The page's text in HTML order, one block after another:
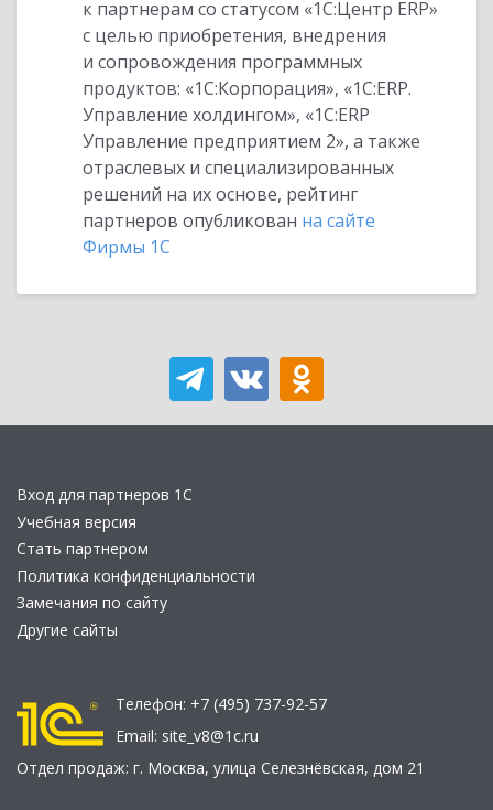
к партнерам со статусом «1С:Центр ERP»
с целью приобретения, внедрения
и сопровождения программных
продуктов: «1С:Корпорация», «1С:ERP.
Управление холдингом», «1С:ERP
Управление предприятием 2», а также
отраслевых и специализированных
решений на их основе, рейтинг
партнеров опубликован на сайте
Фирмы 1С
Вход для партнеров 1С
Учебная версия
Стать партнером
Политика конфиденциальности
Замечания по сайту
Другие сайты
Телефон: +7 (495) 737-92-57
Email: site_v8@1c.ru
Отдел продаж: г. Москва, улица Селезнёвская, дом 21